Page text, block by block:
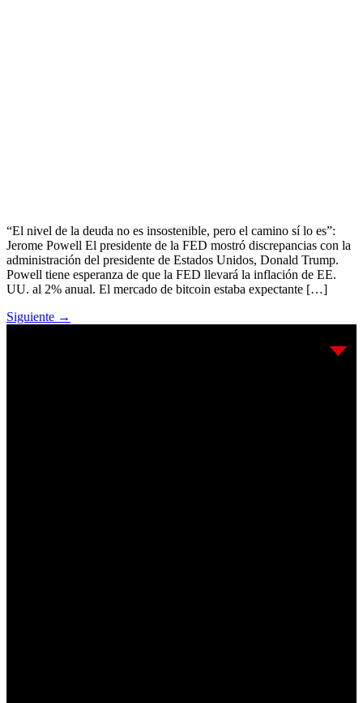
“El nivel de la deuda no es insostenible, pero el camino sí lo es”:
Jerome Powell El presidente de la FED mostró discrepancias con la
administración del presidente de Estados Unidos, Donald Trump.
Powell tiene esperanza de que la FED llevará la inflación de EE.
UU. al 2% anual. El mercado de bitcoin estaba expectante […]
Siguiente →